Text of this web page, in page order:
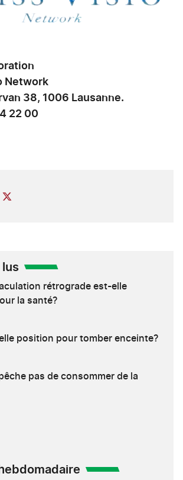
Network
38, 1006 Lausanne.
22 00
Facebook
lus
rétrograde est-elle
la santé?
position pour tomber enceinte?
pas de consommer de la